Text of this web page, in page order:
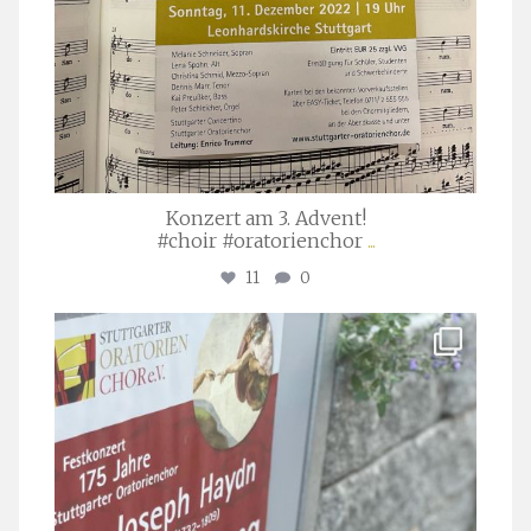
Konzert am 3. Advent!
#choir #oratorienchor ...
11 0
stuttgarter_oratorienchor
Juli 23